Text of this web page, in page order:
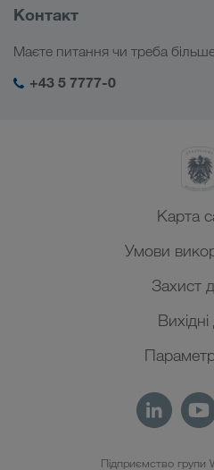
Цифрові рішення
Кавказ
Центральна Азія
Близький Схід
Соціальна відповідальність
Менеджмент SHEQ
Контакт
Маєте питання чи треба
+43 5 7777-0
Карта
Умови
Захист
Вихідні
Підприємство групи